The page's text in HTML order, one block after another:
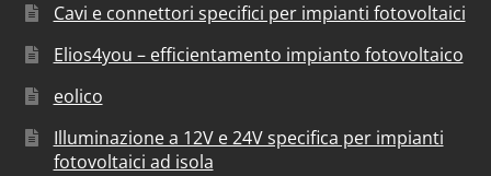
Cavi e connettori specifici per impianti fotovoltaici
Elios4you – efficientamento impianto fotovoltaico
eolico
Illuminazione a 12V e 24V specifica per impianti
fotovoltaici ad isola